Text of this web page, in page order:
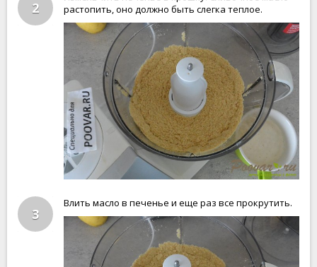
2
растопить, оно должно быть слегка теплое.
3
Влить масло в печенье и еще раз все прокрутить.